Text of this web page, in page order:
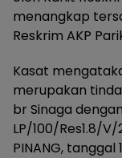
menangkap
Reskrim AKP
Kasat
merupakan
br Sinaga
LP/100/Res1.8/V/
PINANG, tanggal